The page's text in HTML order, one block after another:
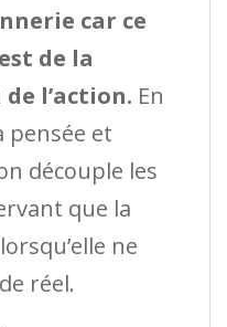
car ce
de la
l’action. En
pensée et
découple les
que la
ne
réel.